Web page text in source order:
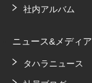
社内アルバム
ニュース&メディア
タハラニュース